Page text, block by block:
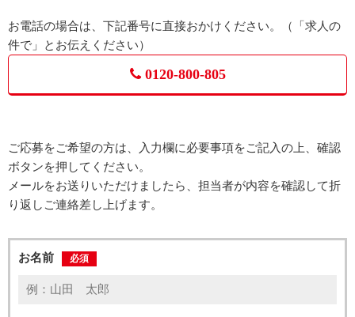
お電話の場合は、下記番号に直接おかけください。（「求人の
件で」とお伝えください）
0120-800-805
ご応募をご希望の方は、入力欄に必要事項をご記入の上、確認
ボタンを押してください。
メールをお送りいただけましたら、担当者が内容を確認して折
り返しご連絡差し上げます。
お名前 必須